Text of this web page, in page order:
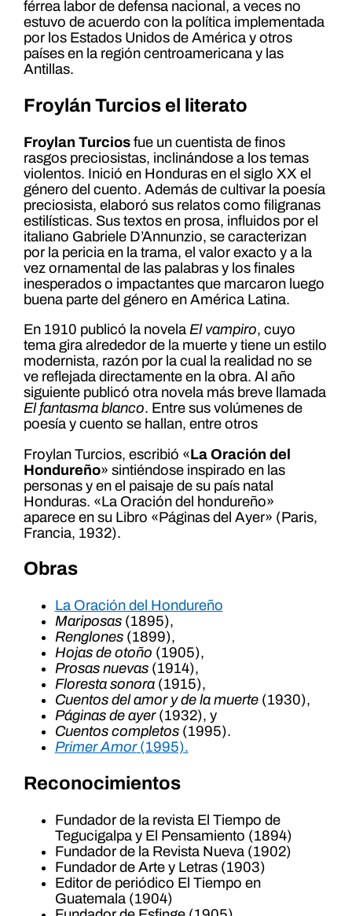
férrea labor de defensa nacional, a veces no
estuvo de acuerdo con la política implementada
por los Estados Unidos de América y otros
países en la región centroamericana y las
Antillas.
Froylán Turcios el literato
Froylan Turciosfue un cuentista de finos
rasgos preciosistas, inclinándose a los temas
violentos. Inició en Honduras en el siglo XX el
género del cuento. Además de cultivar la poesía
preciosista, elaboró sus relatos como filigranas
estilísticas. Sus textos en prosa, influidos por el
italiano Gabriele D’Annunzio, se caracterizan
por la pericia en la trama, el valor exacto y a la
vez ornamental de las palabras y los finales
inesperados o impactantes que marcaron luego
buena parte del género en América Latina.
En 1910 publicó la novela El vampiro, cuyo
tema gira alrededor de la muerte y tiene un estilo
modernista, razón por la cual la realidad no se
ve reflejada directamente en la obra. Al año
siguiente publicó otra novela más breve llamada
El fantasma blanco. Entre sus volúmenes de
poesía y cuento se hallan, entre otros
Froylan Turcios, escribió «La Oración del
Hondureño» sintiéndose inspirado en las
personas y en el paisaje de su país natal
Honduras. «La Oración del hondureño»
aparece en su Libro «Páginas del Ayer» (Paris,
Francia, 1932).
Obras
La Oración del Hondureño
Mariposas(1895),
Renglones(1899),
Hojas de otoño (1905),
Prosas nuevas(1914),
Floresta sonora(1915),
Cuentos del amor y de la muerte(1930),
Páginas de ayer(1932), y
Cuentos completos(1995).
Primer Amor(1995).
Reconocimientos
Fundador de la revista El Tiempo de
Tegucigalpa y El Pensamiento (1894)
Fundador de la Revista Nueva (1902)
Fundador de Arte y Letras (1903)
Editor de periódico El Tiempo en
Guatemala (1904)